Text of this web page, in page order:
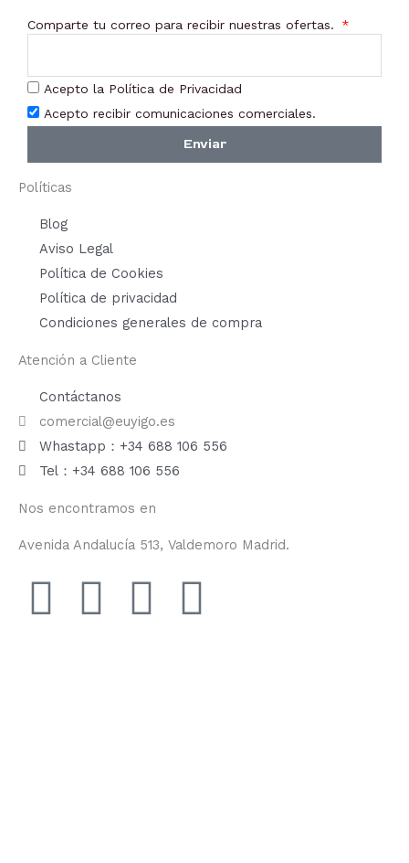
Comparte tu correo para recibir nuestras ofertas.
Acepto la Política de Privacidad
Acepto recibir comunicaciones comerciales.
Enviar
Políticas
Blog
Aviso Legal
Política de Cookies
Política de privacidad
Condiciones generales de compra
Atención a Cliente
Contáctanos
comercial@euyigo.es
Whastapp：+34 688 106 556
Tel：+34 688 106 556
Nos encontramos en
Avenida Andalucía 513, Valdemoro Madrid.
F
I
Y
T